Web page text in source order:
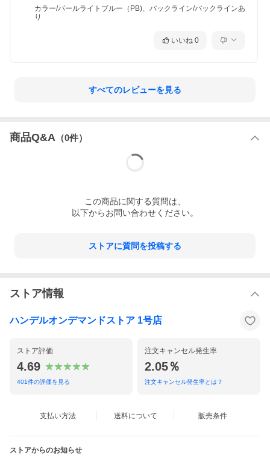
カラー/パールライトブルー（PB)、バックライン/バックラインあ
り
いいね 0
すべてのレビューを見る
商品Q&A （0件）
この商品に関する質問は、
以下からお問い合わせください。
ストアに質問を投稿する
ストア情報
ハンデルオンデマンドストア 1号店
ストア評価
4.69
401件の評価を見る
注文キャンセル発生率
2.05％
注文キャンセル発生率とは？
支払い方法 送料について 販売条件
ストアからのお知らせ